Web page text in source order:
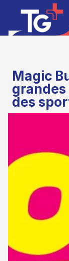
Magic
grandes
des